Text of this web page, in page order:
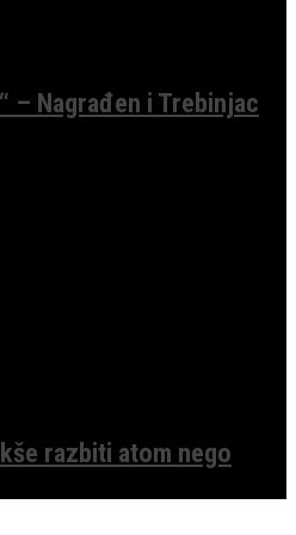
– Nagrađen i Trebinjac
razbiti atom nego